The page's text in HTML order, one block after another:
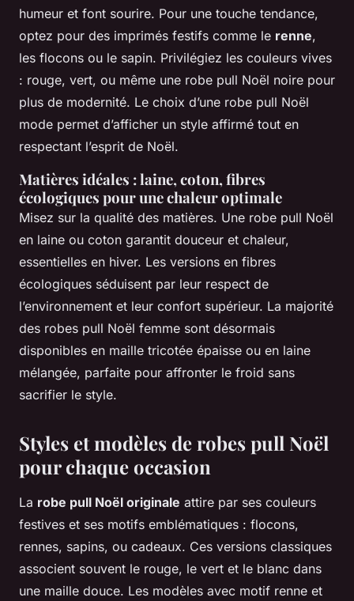
humeur et font sourire. Pour une touche tendance,
optez pour des imprimés festifs comme le renne,
les flocons ou le sapin. Privilégiez les couleurs vives
: rouge, vert, ou même une robe pull Noël noire pour
plus de modernité. Le choix d’une robe pull Noël
mode permet d’afficher un style affirmé tout en
respectant l’esprit de Noël.
Matières idéales : laine, coton, fibres
écologiques pour une chaleur optimale
Misez sur la qualité des matières. Une robe pull Noël
en laine ou coton garantit douceur et chaleur,
essentielles en hiver. Les versions en fibres
écologiques séduisent par leur respect de
l’environnement et leur confort supérieur. La majorité
des robes pull Noël femme sont désormais
disponibles en maille tricotée épaisse ou en laine
mélangée, parfaite pour affronter le froid sans
sacrifier le style.
Styles et modèles de robes pull Noël
pour chaque occasion
La robe pull Noël originale attire par ses couleurs
festives et ses motifs emblématiques : flocons,
rennes, sapins, ou cadeaux. Ces versions classiques
associent souvent le rouge, le vert et le blanc dans
une maille douce. Les modèles avec motif renne et